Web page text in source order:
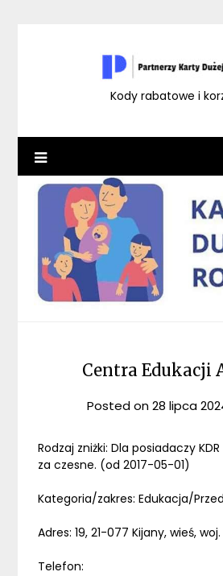
Kody rabatowe i
Centra Edukacji
Posted on28 lipca
Rodzaj zniżki: Dla posiadaczy
za czesne. (od 2017-05-01)
Kategoria/zakres: Edukacja/
Adres: 19, 21-077 Kijany, wieś, woj.
Telefon: